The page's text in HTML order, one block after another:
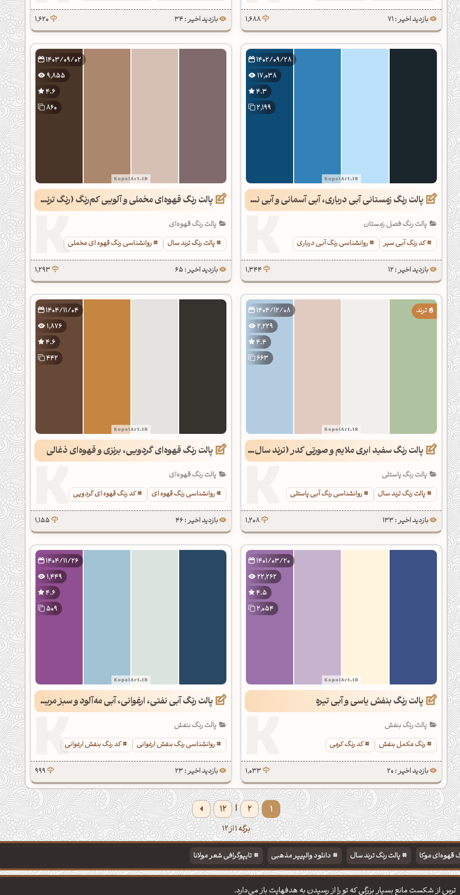
بازدید اخیر : 71 1,688 بازدید اخیر : 34 1,620
1402/09/28
17,038
4.3
2,199
پالت رنگ زمستانی آبی درباری، آبی آسمانی و آبی نفتی
پالت رنگ فصل زمستان
کد رنگ آبی سیر
روانشناسی رنگ آبی درباری
بازدید اخیر : 12 1,344
1403/09/02
9,855
4.6
860
پالت رنگ قهوه‌ای مخملی و آلویی کم‌رنگ (رنگ ترند سال 2025)
پالت رنگ قهوه‌ای
پالت رنگ ترند سال
روانشناسی رنگ قهوه ای مخملی
بازدید اخیر : 65 1,293
1404/12/08
2,229
4.4
663
پالت رنگ سفید ابری ملایم و صورتی کدر (ترند سال 1405)
پالت رنگ پاستلی
پالت رنگ ترند سال
روانشناسی رنگ آبی پاستلی
بازدید اخیر : 133 1,208
1404/11/04
1,876
4.6
442
پالت رنگ قهوه‌ای گردویی، برنزی و قهوه‌ای ذغالی
پالت رنگ قهوه‌ای
روانشناسی رنگ قهوه ای
کد رنگ قهوه ای گردویی
بازدید اخیر : 46 1,155
1401/03/20
22,262
4.5
2,054
پالت رنگ بنفش یاسی و آبی تیره
پالت رنگ بنفش
رنگ مکمل بنفش
کد رنگ کرمی
بازدید اخیر : 20 1,033
1404/11/26
1,449
4.6
509
پالت رنگ آبی نفتی، ارغوانی، آبی مه‌آلود و سبز مریم گلی روشن
پالت رنگ بنفش
روانشناسی رنگ بنفش ارغوانی
کد رنگ بنفش ارغوانی
بازدید اخیر : 23 999
1
2
|
12
برگه 1 از 12
قهوه‌ای موکا پالت رنگ ترند سال دانلود والپیپر مذهبی تایپوگرافی شعر مولانا
ترس از شکست مانع بسیار بزرگی که تو را از رسیدن به هدفهایت باز می‌دارد.